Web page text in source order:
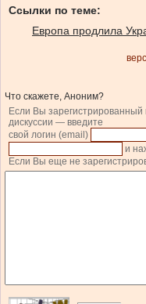
Ссылки по теме:
Европа продлила
Что скажете, Аноним?
Если Вы зарегистрированный
дискуссии — введите
свой логин (email)
и
Если Вы еще не